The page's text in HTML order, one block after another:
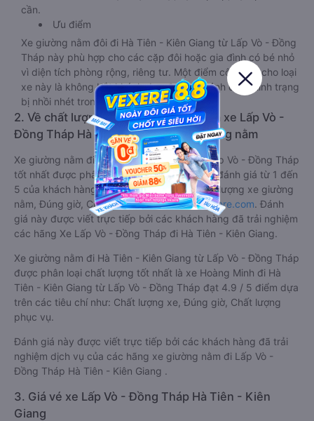
cần.
Ưu điểm
Xe giường nằm đôi đi Hà Tiên - Kiên Giang từ Lấp Vò - Đồng
Tháp này phù hợp cho các cặp đôi hoặc gia đình có bé nhỏ
vì diện tích phòng rộng, riêng tư. Một điểm cộng lớn cho loại
xe này là không bắt khách dọc đường, tránh được tình trạng
bị nhồi nhét trong quá trình di chuyển.
2. Về chất lượng, review, đánh giá nhà xe Lấp Vò -
Đồng Tháp Hà Tiên - Kiên Giang giường nằm
Xe giường nằm đi Hà Tiên - Kiên Giang từ Lấp Vò - Đồng Tháp
tốt nhất được phân loại chất lượng dựa trên đánh giá từ 1 đến
5 của khách hàng với các tiêu chí như: Chất lượng xe giường
nằm, Đúng giờ, Chất lượng phục vụ trênVexere.com. Đánh
giá này được viết trực tiếp bởi các khách hàng đã trải nghiệm
các hãng Xe Lấp Vò - Đồng Tháp đi Hà Tiên - Kiên Giang.
Xe giường nằm đi Hà Tiên - Kiên Giang từ Lấp Vò - Đồng Tháp
được phân loại chất lượng tốt nhất là xe Hoàng Minh đi Hà
Tiên - Kiên Giang từ Lấp Vò - Đồng Tháp đạt 4.9 / 5 điểm dựa
trên các tiêu chí như: Chất lượng xe, Đúng giờ, Chất lượng
phục vụ.
Đánh giá này được viết trực tiếp bởi các khách hàng đã trải
nghiệm dịch vụ của các hãng xe giường nằm đi Lấp Vò -
Đồng Tháp Hà Tiên - Kiên Giang .
3. Giá vé xe Lấp Vò - Đồng Tháp Hà Tiên - Kiên
Giang